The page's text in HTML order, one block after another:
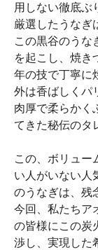
用しない徹底ぶ
厳選したうなぎ
この黒谷のうな
を起こし、焼き
年の技で丁寧に
外は香ばしくパ
肉厚で柔らかく
てきた秘伝のタ
この、ボリュー
い人がいない人
のうなぎは、残
今回、私たちア
の皆様にこの炭
渉し、実現した